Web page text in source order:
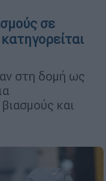
σε
στη δομή ως
και